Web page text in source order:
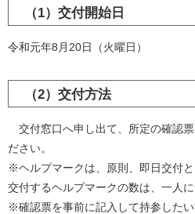
（1）交付開始日
令和元年8月20日（火曜日）
（2）交付方法
交付窓口へ申し出て、所定の確認
ださい。
※ヘルプマークは、原則、即日交付と
交付するヘルプマークの数は、一人に
※確認票を事前に記入して持参した